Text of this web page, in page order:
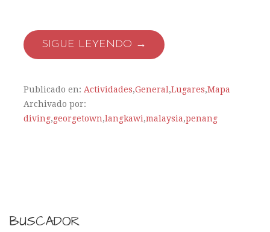
SIGUE LEYENDO →
Publicado en: Actividades,General ,Lugares,Mapa
Archivado por:
diving,georgetown,langkawi,malaysia,penang
BUSCADOR